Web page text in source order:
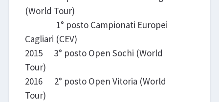
(World Tour)
1° posto Campionati Europei
Cagliari (CEV)
2015 3° posto Open Sochi (World
Tour)
2016 2° posto Open Vitoria (World
Tour)